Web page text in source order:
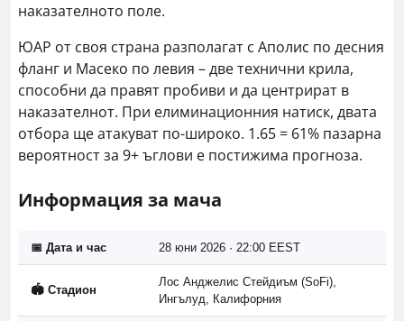
наказателното поле.
ЮАР от своя страна разполагат с Аполис по десния
фланг и Масеко по левия – две технични крила,
способни да правят пробиви и да центрират в
наказателнот. При елиминационния натиск, двата
отбора ще атакуват по-широко. 1.65 = 61% пазарна
вероятност за 9+ ъглови е постижима прогноза.
Информация за мача
📅 Дата и час 28 юни 2026 · 22:00 EEST
🏟️ Стадион
Лос Анджелис Стейдиъм (SoFi),
Ингълуд, Калифорния